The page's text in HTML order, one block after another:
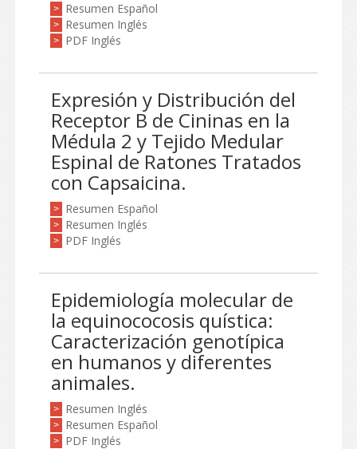
> Resumen Español
> Resumen Inglés
> PDF Inglés
Expresión y Distribución del
Receptor B de Cininas en la
Médula 2 y Tejido Medular
Espinal de Ratones Tratados
con Capsaicina.
> Resumen Español
> Resumen Inglés
> PDF Inglés
Epidemiología molecular de
la equinococosis quística:
Caracterización genotípica
en humanos y diferentes
animales.
> Resumen Inglés
> Resumen Español
> PDF Inglés